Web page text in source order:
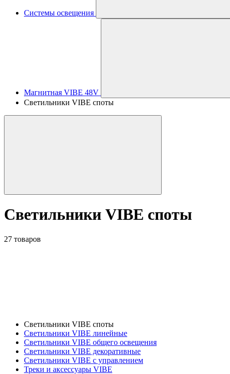
Системы освещения
Магнитная VIBE 48V
Светильники VIBE споты
Светильники VIBE споты
27 товаров
Светильники VIBE споты
Светильники VIBE линейные
Светильники VIBE общего освещения
Светильники VIBE декоративные
Светильники VIBE с управлением
Треки и аксессуары VIBE